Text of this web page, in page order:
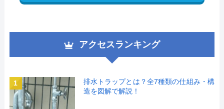
アクセスランキング
1
排水トラップとは？全7種類の仕組み・構
造を図解で解説！